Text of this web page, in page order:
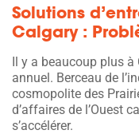
Solutions
Calgary :
Il y a beaucoup plus à
annuel. Berceau de
cosmopolite des
d’affaires de l’Ouest
s’accélérer.